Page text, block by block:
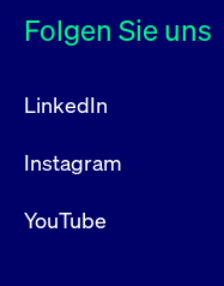
Folgen Sie uns
LinkedIn
Instagram
YouTube